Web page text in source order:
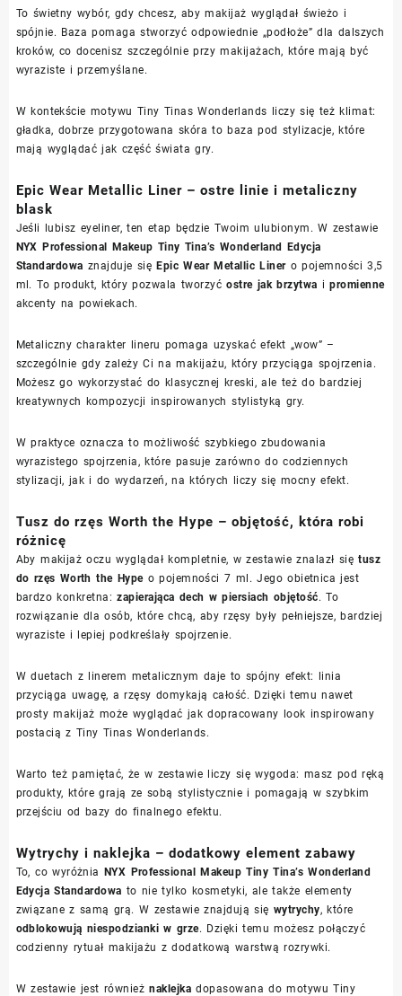
To świetny wybór, gdy chcesz, aby makijaż wyglądał świeżo i
spójnie. Baza pomaga stworzyć odpowiednie „podłoże” dla dalszych
kroków, co docenisz szczególnie przy makijażach, które mają być
wyraziste i przemyślane.
W kontekście motywu Tiny Tinas Wonderlands liczy się też klimat:
gładka, dobrze przygotowana skóra to baza pod stylizacje, które
mają wyglądać jak część świata gry.
Epic Wear Metallic Liner – ostre linie i metaliczny
blask
Jeśli lubisz eyeliner, ten etap będzie Twoim ulubionym. W zestawie
NYX Professional Makeup Tiny Tina’s Wonderland Edycja
Standardowa znajduje się Epic Wear Metallic Linero pojemności 3,5
ml. To produkt, który pozwala tworzyćostre jak brzytwa ipromienne
akcenty na powiekach.
Metaliczny charakter lineru pomaga uzyskać efekt „wow” –
szczególnie gdy zależy Ci na makijażu, który przyciąga spojrzenia.
Możesz go wykorzystać do klasycznej kreski, ale też do bardziej
kreatywnych kompozycji inspirowanych stylistyką gry.
W praktyce oznacza to możliwość szybkiego zbudowania
wyrazistego spojrzenia, które pasuje zarówno do codziennych
stylizacji, jak i do wydarzeń, na których liczy się mocny efekt.
Tusz do rzęs Worth the Hype – objętość, która robi
różnicę
Aby makijaż oczu wyglądał kompletnie, w zestawie znalazł siętusz
do rzęs Worth the Hypeo pojemności 7 ml. Jego obietnica jest
bardzo konkretna:zapierająca dech w piersiach objętość. To
rozwiązanie dla osób, które chcą, aby rzęsy były pełniejsze, bardziej
wyraziste i lepiej podkreślały spojrzenie.
W duetach z linerem metalicznym daje to spójny efekt: linia
przyciąga uwagę, a rzęsy domykają całość. Dzięki temu nawet
prosty makijaż może wyglądać jak dopracowany look inspirowany
postacią z Tiny Tinas Wonderlands.
Warto też pamiętać, że w zestawie liczy się wygoda: masz pod ręką
produkty, które grają ze sobą stylistycznie i pomagają w szybkim
przejściu od bazy do finalnego efektu.
Wytrychy i naklejka – dodatkowy element zabawy
To, co wyróżnia
NYX Professional Makeup Tiny Tina’s Wonderland
Edycja Standardowa to nie tylko kosmetyki, ale także elementy
związane z samą grą. W zestawie znajdują się wytrychy, które
odblokowują niespodzianki w grze. Dzięki temu możesz połączyć
codzienny rytuał makijażu z dodatkową warstwą rozrywki.
W zestawie jest równieżnaklejka dopasowana do motywu Tiny